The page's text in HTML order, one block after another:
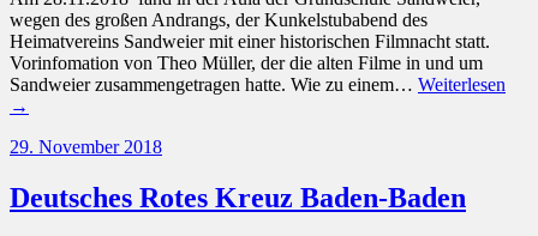
wegen des großen Andrangs, der Kunkelstubabend des
Heimatvereins Sandweier mit einer historischen Filmnacht statt.
Vorinfomation von Theo Müller, der die alten Filme in und um
Sandweier zusammengetragen hatte. Wie zu einem… Weiterlesen
→
29. November 2018
Deutsches Rotes Kreuz Baden-Baden